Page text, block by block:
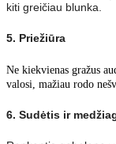
kiti greičiau blunka.
5. Priežiūra
Ne kiekvienas gražus
valosi, mažiau rodo
6. Sudėtis ir